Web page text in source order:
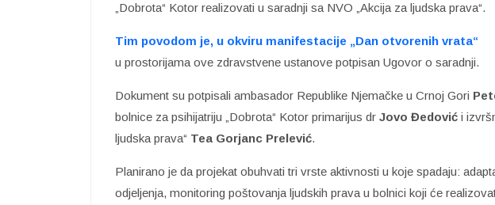
„Dobrota“ Kotor realizovati u saradnji sa NVO „Akcija za ljudska prava“.
Tim povodom je, u okviru manifestacije „Dan otvorenih vrata“
u prostorijama ove zdravstvene ustanove potpisan Ugovor o saradnji.
Dokument su potpisali ambasador Republike Njemačke u Crnoj Gori
bolnice za psihijatriju „Dobrota“ Kotor primarijus dr Jovo Đedović i
ljudska prava“ Tea Gorjanc Prelević.
Planirano je da projekat obuhvati tri vrste aktivnosti u koje spadaju:
odjeljenja, monitoring poštovanja ljudskih prava u bolnici koji će